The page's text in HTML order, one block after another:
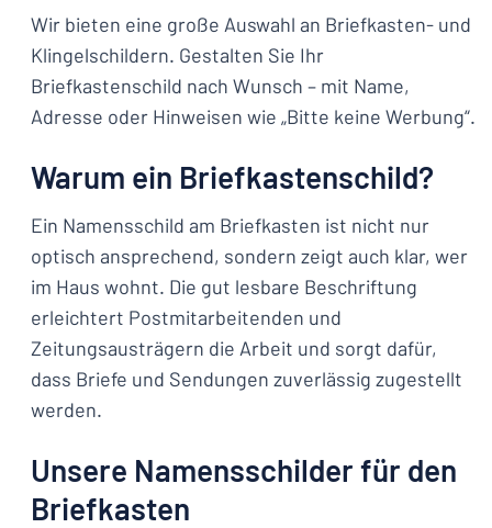
Wir bieten eine große Auswahl an Briefkasten- und
Klingelschildern. Gestalten Sie Ihr
Briefkastenschild nach Wunsch – mit Name,
Adresse oder Hinweisen wie „Bitte keine Werbung“.
Warum ein Briefkastenschild?
Ein Namensschild am Briefkasten ist nicht nur
optisch ansprechend, sondern zeigt auch klar, wer
im Haus wohnt. Die gut lesbare Beschriftung
erleichtert Postmitarbeitenden und
Zeitungsausträgern die Arbeit und sorgt dafür,
dass Briefe und Sendungen zuverlässig zugestellt
werden.
Unsere Namensschilder für den
Briefkasten